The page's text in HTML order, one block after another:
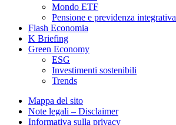
Mondo ETF
Pensione e previdenza integrativa
Flash Economia
K Briefing
Green Economy
ESG
Investimenti sostenibili
Trends
Mappa del sito
Note legali – Disclaimer
Informativa sulla privacy